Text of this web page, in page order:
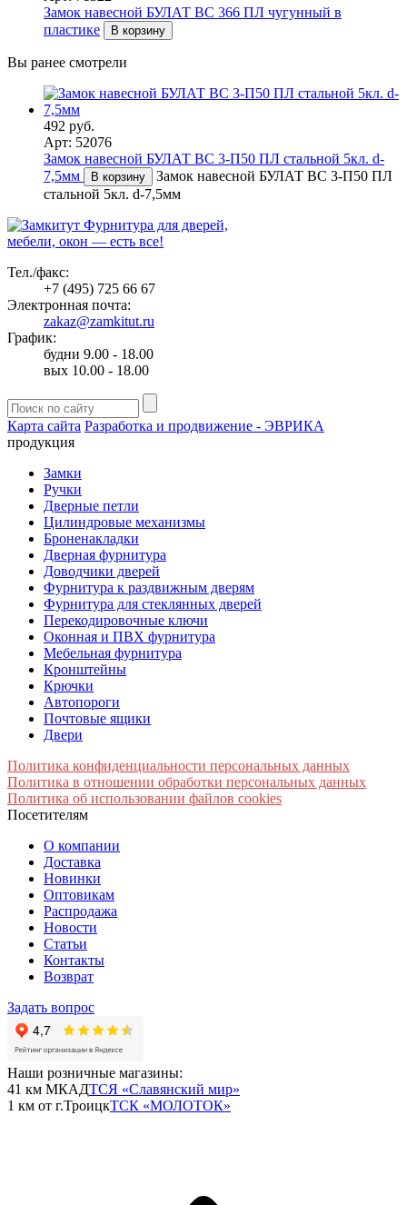
Замок навесной БУЛАТ ВС 366 ПЛ чугунный в
пластике
В корзину
Вы ранее смотрели
492 руб.
Арт: 52076
Замок навесной БУЛАТ ВС 3-П50 ПЛ стальной 5кл. d-
7,5мм
В корзину
Замок навесной БУЛАТ ВС 3-П50 ПЛ
стальной 5кл. d-7,5мм
Фурнитура для дверей,
мебели, окон — есть все!
Тел./факс:
+7 (495) 725 66 67
Электронная почта:
zakaz@zamkitut.ru
График:
будни 9.00 - 18.00
вых 10.00 - 18.00
Карта сайта Разработка и продвижение - ЭВРИКА
продукция
Замки
Ручки
Дверные петли
Цилиндровые механизмы
Броненакладки
Дверная фурнитура
Доводчики дверей
Фурнитура к раздвижным дверям
Фурнитура для стеклянных дверей
Перекодировочные ключи
Оконная и ПВХ фурнитура
Мебельная фурнитура
Кронштейны
Крючки
Автопороги
Почтовые ящики
Двери
Политика конфиденциальности персональных данных
Политика в отношении обработки персональных данных
Политика об использовании файлов cookies
Посетителям
О компании
Доставка
Новинки
Оптовикам
Распродажа
Новости
Статьи
Контакты
Возврат
Задать вопрос
Наши розничные магазины:
41 км МКАДТСЯ «Славянский мир»
1 км от г.ТроицкТСК «МОЛОТОК»